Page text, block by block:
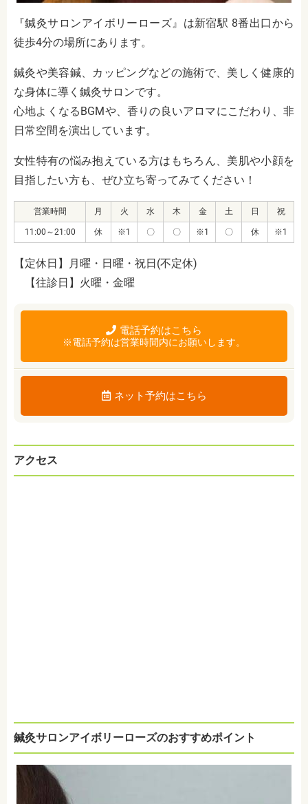
『鍼灸サロンアイボリーローズ』は新宿駅 8番出口から
徒歩4分の場所にあります。
鍼灸や美容鍼、カッピングなどの施術で、美しく健康的
な身体に導く鍼灸サロンです。
心地よくなるBGMや、香りの良いアロマにこだわり、非
日常空間を演出しています。
女性特有の悩み抱えている方はもちろん、美肌や小顔を
目指したい方も、ぜひ立ち寄ってみてください！
営業時間 月 火 水 木 金 土 日 祝
11:00～21:00 休 ※1 〇 〇 ※1 〇 休 ※1
【定休日】月曜・日曜・祝日(不定休)
【往診日】火曜・金曜
電話予約はこちら
※電話予約は営業時間内にお願いします。
ネット予約はこちら
アクセス
鍼灸サロンアイボリーローズのおすすめポイント